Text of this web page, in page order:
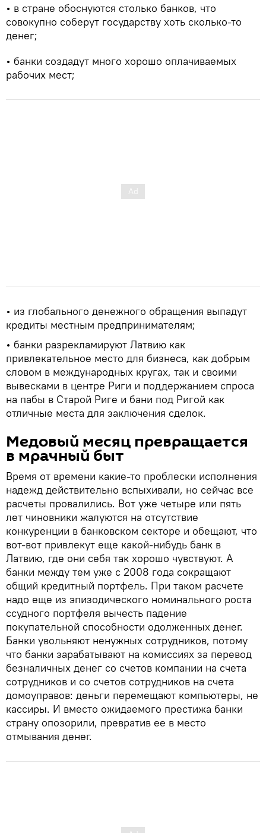
• в стране обоснуются столько банков, что
совокупно соберут государству хоть сколько-то
денег;
• банки создадут много хорошо оплачиваемых
рабочих мест;
• из глобального денежного обращения выпадут
кредиты местным предпринимателям;
• банки разрекламируют Латвию как
привлекательное место для бизнеса, как добрым
словом в международных кругах, так и своими
вывесками в центре Риги и поддержанием спроса
на пабы в Старой Риге и бани под Ригой как
отличные места для заключения сделок.
Медовый месяц превращается
в мрачный быт
Время от времени какие-то проблески исполнения
надежд действительно вспыхивали, но сейчас все
расчеты провалились. Вот уже четыре или пять
лет чиновники жалуются на отсутствие
конкуренции в банковском секторе и обещают, что
вот-вот привлекут еще какой-нибудь банк в
Латвию, где они себя так хорошо чувствуют. А
банки между тем уже с 2008 года сокращают
общий кредитный портфель. При таком расчете
надо еще из эпизодического номинального роста
ссудного портфеля вычесть падение
покупательной способности одолженных денег.
Банки увольняют ненужных сотрудников, потому
что банки зарабатывают на комиссиях за перевод
безналичных денег со счетов компании на счета
сотрудников и со счетов сотрудников на счета
домоуправов: деньги перемещают компьютеры, не
кассиры. И вместо ожидаемого престижа банки
страну опозорили, превратив ее в место
отмывания денег.